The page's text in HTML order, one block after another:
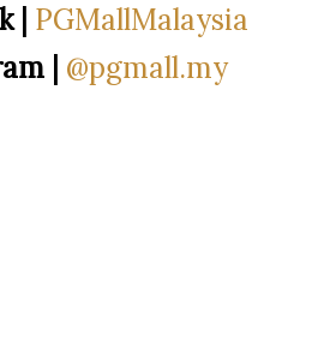
| PGMallMalaysia
|
@pgmall.my